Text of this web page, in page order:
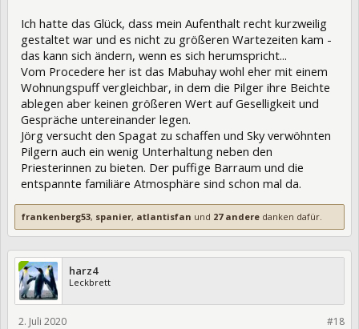
Ich hatte das Glück, dass mein Aufenthalt recht kurzweilig
gestaltet war und es nicht zu größeren Wartezeiten kam -
das kann sich ändern, wenn es sich herumspricht...
Vom Procedere her ist das Mabuhay wohl eher mit einem
Wohnungspuff vergleichbar, in dem die Pilger ihre Beichte
ablegen aber keinen größeren Wert auf Geselligkeit und
Gespräche untereinander legen.
Jörg versucht den Spagat zu schaffen und Sky verwöhnten
Pilgern auch ein wenig Unterhaltung neben den
Priesterinnen zu bieten. Der puffige Barraum und die
entspannte familiäre Atmosphäre sind schon mal da.
frankenberg53, spanier, atlantisfan und 27 andere danken dafür.
harz4
Leckbrett
#18
2. Juli 2020